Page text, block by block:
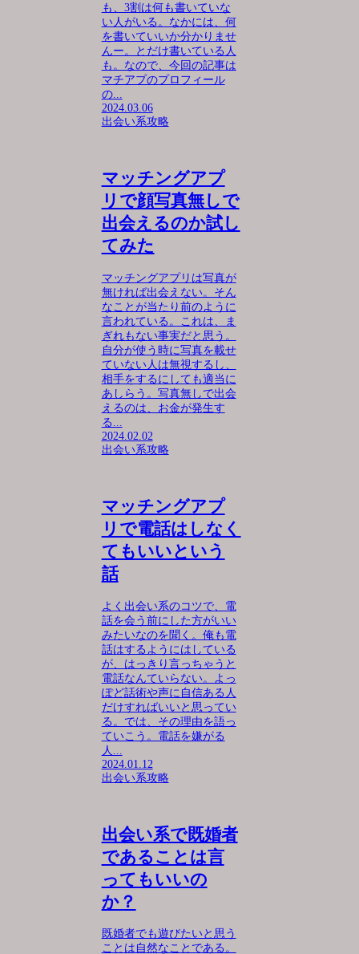
も、3割は何も書いていな
い人がいる。なかには、何
を書いていいか分かりませ
んー。とだけ書いている人
も。なので、今回の記事は
マチアプのプロフィール
の...
2024.03.06
出会い系攻略
マッチングアプ
リで顔写真無しで
出会えるのか試し
てみた
マッチングアプリは写真が
無ければ出会えない。そん
なことが当たり前のように
言われている。これは、ま
ぎれもない事実だと思う。
自分が使う時に写真を載せ
ていない人は無視するし、
相手をするにしても適当に
あしらう。写真無しで出会
えるのは、お金が発生す
る...
2024.02.02
出会い系攻略
マッチングアプ
リで電話はしなく
てもいいという
話
よく出会い系のコツで、電
話を会う前にした方がいい
みたいなのを聞く。俺も電
話はするようにはしている
が、はっきり言っちゃうと
電話なんていらない。よっ
ぽど話術や声に自信ある人
だけすればいいと思ってい
る。では、その理由を語っ
ていこう。電話を嫌がる
人...
2024.01.12
出会い系攻略
出会い系で既婚者
であることは言
ってもいいの
か？
既婚者でも遊びたいと思う
ことは自然なことである。